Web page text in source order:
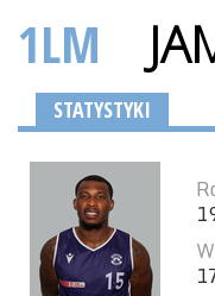
1LM
STATYSTYKI